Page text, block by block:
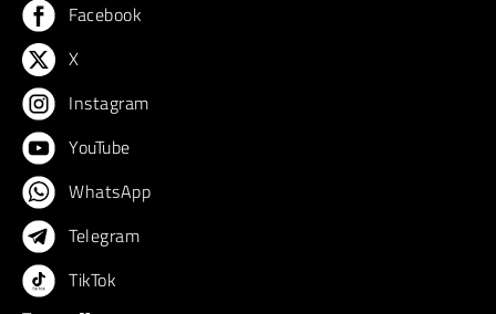
Facebook
X
Instagram
YouTube
WhatsApp
Telegram
TikTok